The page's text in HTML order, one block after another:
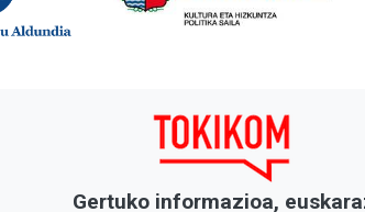
Gertuko informazioa,